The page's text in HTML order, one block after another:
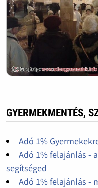
GYERMEKMENTÉS,
Adó 1%
Adó 1% felajánlás -
segítséged
Adó 1% felajánlás -